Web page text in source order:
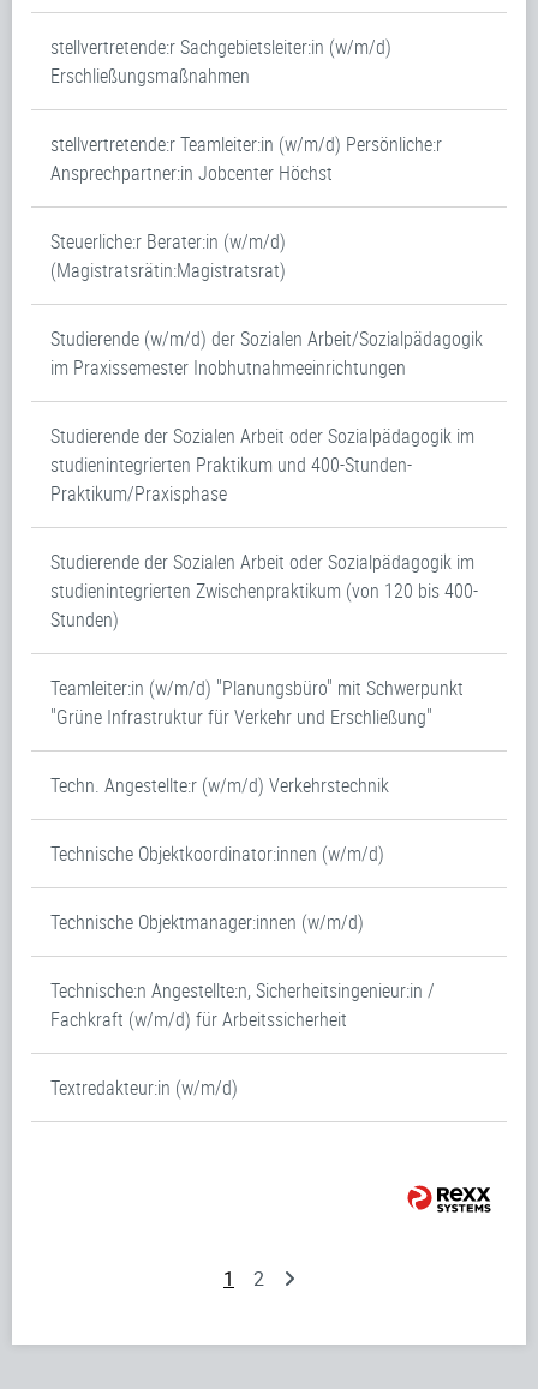
stellvertretende:r Sachgebietsleiter:in (w/m/d)
Erschließungsmaßnahmen
stellvertretende:r Teamleiter:in (w/m/d) Persönliche:r
Ansprechpartner:in Jobcenter Höchst
Steuerliche:r Berater:in (w/m/d)
(Magistratsrätin:Magistratsrat)
Studierende (w/m/d) der Sozialen Arbeit/Sozialpädagogik
im Praxissemester Inobhutnahmeeinrichtungen
Studierende der Sozialen Arbeit oder Sozialpädagogik im
studienintegrierten Praktikum und 400-Stunden-
Praktikum/Praxisphase
Studierende der Sozialen Arbeit oder Sozialpädagogik im
studienintegrierten Zwischenpraktikum (von 120 bis 400-
Stunden)
Teamleiter:in (w/m/d) "Planungsbüro" mit Schwerpunkt
"Grüne Infrastruktur für Verkehr und Erschließung"
Techn. Angestellte:r (w/m/d) Verkehrstechnik
Technische Objektkoordinator:innen (w/m/d)
Technische Objektmanager:innen (w/m/d)
Technische:n Angestellte:n, Sicherheitsingenieur:in /
Fachkraft (w/m/d) für Arbeitssicherheit
Textredakteur:in (w/m/d)
1 2